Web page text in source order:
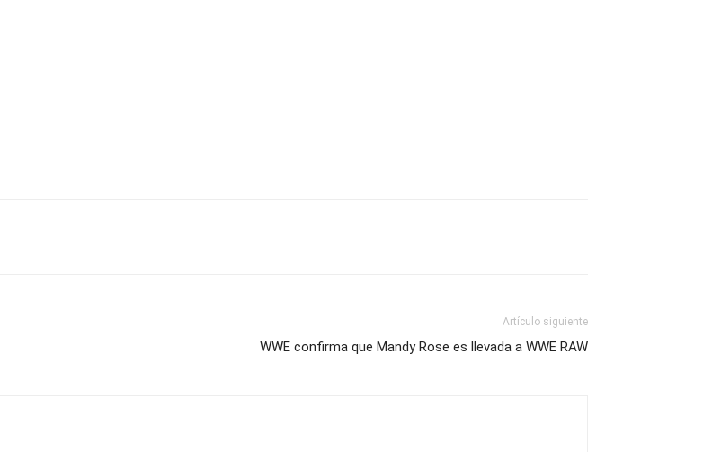
Artículo siguiente
WWE confirma que Mandy Rose es llevada a WWE RAW